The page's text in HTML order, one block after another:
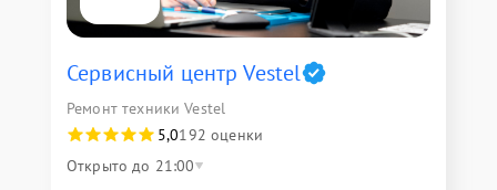
Сервисный центр Vestel
Ремонт техники Vestel
5,0192 оценки
Открыто до 21:00